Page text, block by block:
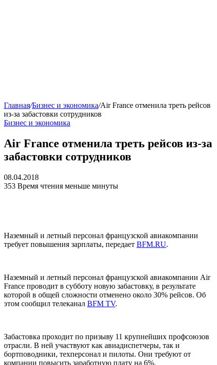
Главная/Бизнес и экономика/Air France отменила треть рейсов
из-за забастовки сотрудников
Бизнес и экономика
Air France отменила треть рейсов из-за
забастовки сотрудников
08.04.2018
353 Время чтения меньше минуты
Наземный и летный персонал французской авиакомпании
требует повышения зарплаты, передает BFM.RU.
Наземный и летный персонал французской авиакомпании Air
France проводит в субботу новую забастовку, в результате
которой в общей сложности отменено около 30% рейсов. Об
этом сообщил телеканал BFM TV.
Забастовка проходит по призыву 11 крупнейших профсоюзов
отрасли. В ней участвуют как авиадиспетчеры, так и
бортповодники, техперсонал и пилоты. Они требуют от
компании повысить заработную плату на 6%.